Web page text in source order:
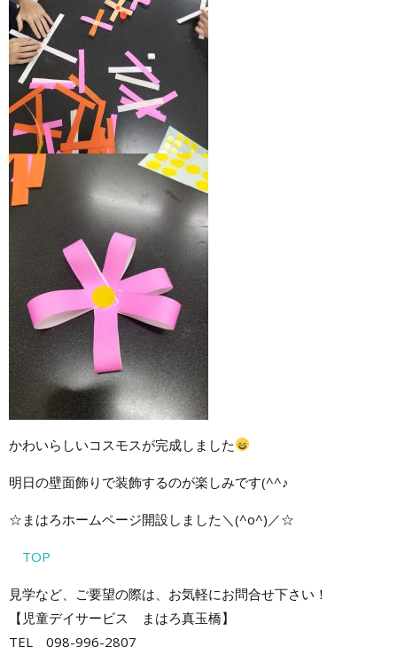
かわいらしいコスモスが完成しました
明日の壁面飾りで装飾するのが楽しみです(^^♪
☆まはろホームページ開設しました＼(^o^)／☆
TOP
見学など、ご要望の際は、お気軽にお問合せ下さい！
【児童デイサービス まはろ真玉橋】
TEL 098-996-2807